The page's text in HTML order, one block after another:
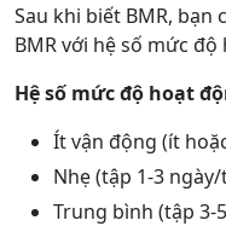
Sau khi biết BMR, bạn
BMR với hệ số mức
Hệ số mức độ hoạt
Ít vận động (ít
Nhẹ (tập 1-3
Trung bình (tập 3-